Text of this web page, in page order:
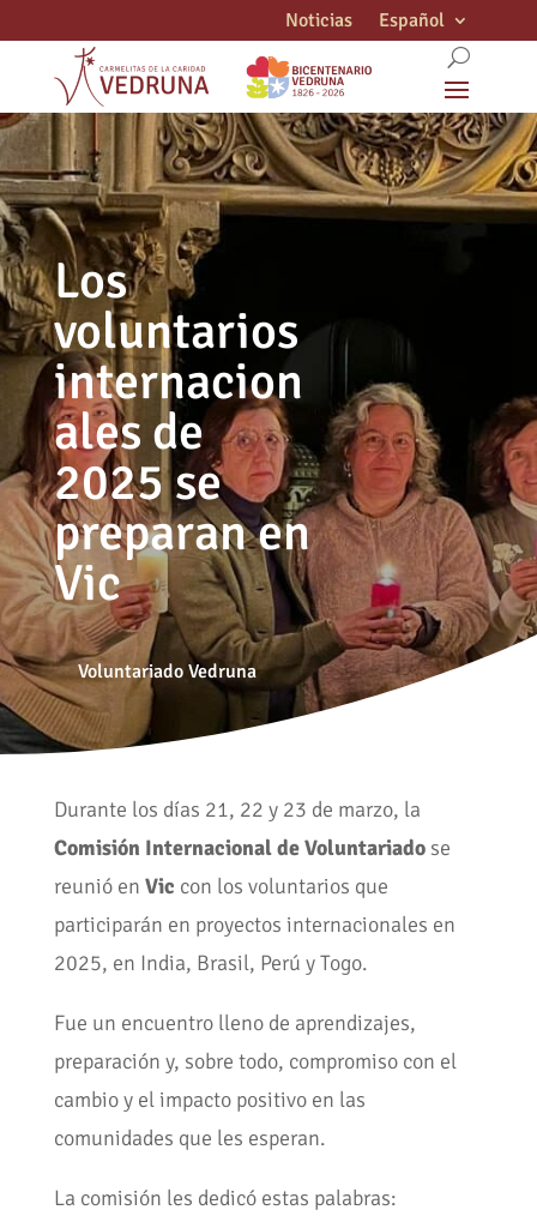
Noticias Español
Los
voluntarios
internacion
ales de
2025 se
preparan en
Vic
Voluntariado Vedruna
Durante los días 21, 22 y 23 de marzo, la
Comisión Internacional de Voluntariadose
reunió en Vic con los voluntarios que
participarán en proyectos internacionales en
2025, en India, Brasil, Perú y Togo.
Fue un encuentro lleno de aprendizajes,
preparación y, sobre todo, compromiso con el
cambio y el impacto positivo en las
comunidades que les esperan.
La comisión les dedicó estas palabras: